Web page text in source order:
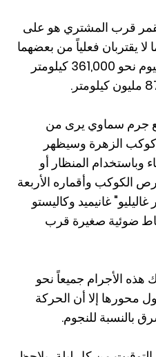
قرب المشتري هو على
يقتربان فعلياً من بعضهما
في الفضاء. فالقمر يبعد عنا اليوم نحو 361,000 كيلومتر
جرم سماوي يرى من
الزهرة وسيظهر
وباستخدام المنظار أو
الكوكب وأقماره الأربعة
غانيميد وكاليستو
ضوئية صغيرة قرب
الأجرام جميعاً نحو
محورها إلا أن الحركة
بالنسبة للنجوم.